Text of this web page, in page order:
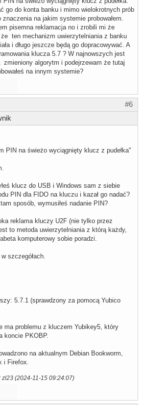
go do konta banku i mimo wielokrotnych prób
znaczenia na jakim systemie probowałem.
pisemna reklamacja no i zrobili mi że
ten mechanizm uwierzytelniania z banku
i długo jeszcze będą go dopracowywać. A
klucza 5.7 ? W najnowszych jest
zmieniony algorytm i podejrzewam że tutaj
na innym systemie?
#6
PIN na świeżo wyciągnięty klucz z pudełka"
klucz do USB i Windows sam z siebie
PIN dla FIDO na kluczu i kazał go nadać?
sposób, wymusiłeś nadanie PIN?
reklama kluczy U2F (nie tylko przez
to metoda uwierzytelniania z którą każdy,
komputerowy sobie poradzi.
szczegółach.
5.7.1 (sprawdzony za pomocą Yubico
ma problemu z kluczem Yubikey5, który
koncie PKOBP.
na aktualnym Debian Bookworm,
i Firefox.
(2024-11-15 09:24:07)